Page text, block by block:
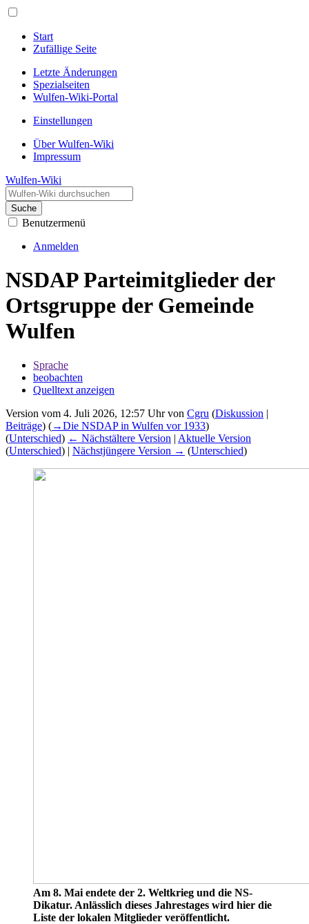
Start
Zufällige Seite
Letzte Änderungen
Spezialseiten
Wulfen-Wiki-Portal
Einstellungen
Über Wulfen-Wiki
Impressum
Wulfen-Wiki
Suche
Benutzermenü
Anmelden
NSDAP Parteimitglieder der
Ortsgruppe der Gemeinde
Wulfen
Sprache
beobachten
Quelltext anzeigen
Version vom 4. Juli 2026, 12:57 Uhr von Cgru (Diskussion |
Beiträge) (→‎Die NSDAP in Wulfen vor 1933)
(Unterschied) ← Nächstältere Version | Aktuelle Version
(Unterschied) | Nächstjüngere Version → (Unterschied)
Am 8. Mai endete der 2. Weltkrieg und die NS-
Dikatur. Anlässlich dieses Jahrestages wird hier die
Liste der lokalen Mitglieder veröffentlicht.